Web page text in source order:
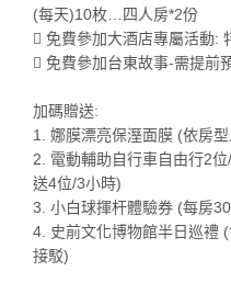
(每天)10枚…四人房*2份
 免費參加大酒店專屬活動:
 免費參加台東故事-需提前
加碼贈送:
1. 娜膜漂亮保溼面膜 (依房
2. 電動輔助自行車自由行2
送4位/3小時)
3. 小白球揮杆體驗券 (每房
4. 史前文化博物館半日巡禮
接駁)